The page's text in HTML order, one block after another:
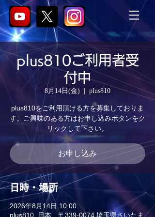
plus810ご利用者受
付中
8月14日(金) plus810
plus810をご利用頂ける方を募集しておりま
す。ご興味のある方はお申し込みボタンをク
リックして下さい。
お申し込み
日時・場所
2026年8月14日 10:00
plus810, 日本、〒339-0074 埼玉県さいたま